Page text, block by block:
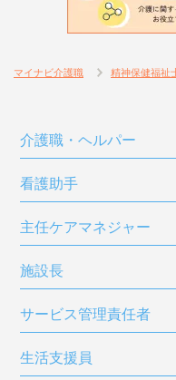
マイナビ介護職 精神保健福祉
介護職・ヘルパー
看護助手
主任ケアマネジャー
施設長
サービス管理責任者
生活支援員